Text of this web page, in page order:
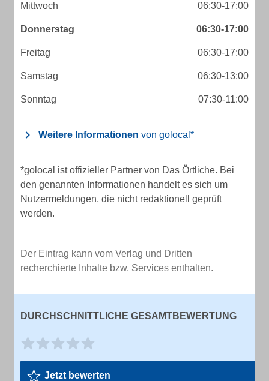
Mittwoch 06:30-17:00
Donnerstag 06:30-17:00
Freitag 06:30-17:00
Samstag 06:30-13:00
Sonntag 07:30-11:00
Weitere Informationen von golocal*
*golocal ist offizieller Partner von Das Örtliche. Bei
den genannten Informationen handelt es sich um
Nutzermeldungen, die nicht redaktionell geprüft
werden.
Der Eintrag kann vom Verlag und Dritten
recherchierte Inhalte bzw. Services enthalten.
DURCHSCHNITTLICHE GESAMTBEWERTUNG
Jetzt bewerten